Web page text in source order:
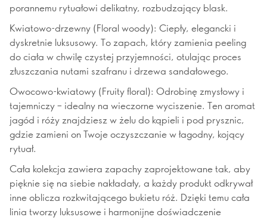
porannemu rytuałowi delikatny, rozbudzający blask.
Kwiatowo-drzewny (Floral woody): Ciepły, elegancki i
dyskretnie luksusowy. To zapach, który zamienia peeling
do ciała w chwilę czystej przyjemności, otulając proces
złuszczania nutami szafranu i drzewa sandałowego.
Owocowo-kwiatowy (Fruity floral): Odrobinę zmysłowy i
tajemniczy – idealny na wieczorne wyciszenie. Ten aromat
jagód i róży znajdziesz w żelu do kąpieli i pod prysznic,
gdzie zamieni on Twoje oczyszczanie w łagodny, kojący
rytuał.
Cała kolekcja zawiera zapachy zaprojektowane tak, aby
pięknie się na siebie nakładały, a każdy produkt odkrywał
inne oblicza rozkwitającego bukietu róż. Dzięki temu cała
linia tworzy luksusowe i harmonijne doświadczenie